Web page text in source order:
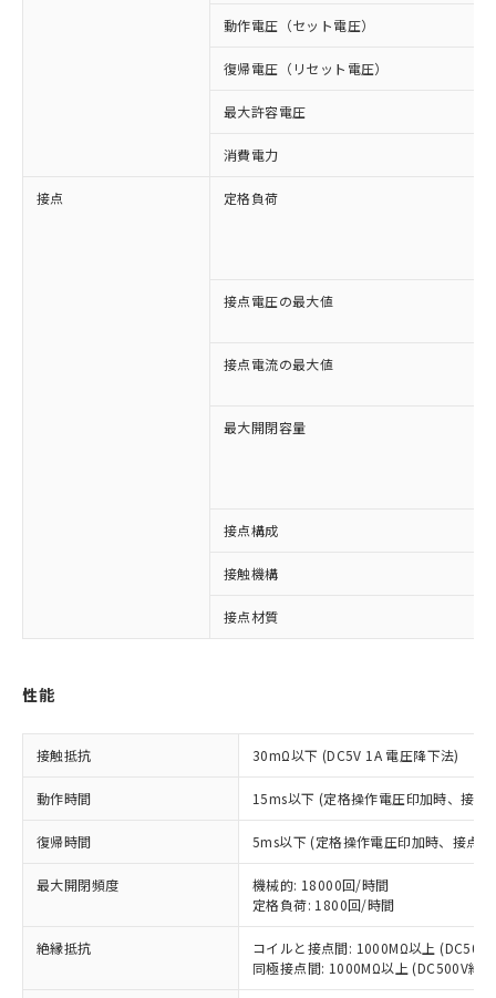
動作電圧（セット電圧）
復帰電圧（リセット電圧）
最大許容電圧
消費電力
接点 定格負荷
接点電圧の最大値
接点電流の最大値
最大開閉容量
接点構成
接触機構
接点材質
性能
接触抵抗 30mΩ以下 (DC5V 1A 電圧降下法)
動作時間 15ms以下 (定格操作電圧印加時、接点
復帰時間 5ms以下 (定格操作電圧印加時、接点
最大開閉頻度
機械的: 18000回/時間
定格負荷: 1800回/時間
絶縁抵抗
コイルと接点間: 1000MΩ以上
同極接点間: 1000MΩ以上 (DC500V絶
以下の条件をお読みいただき、同意のうえ
ご利用ください。
本サービスは、当社制御機器事業取扱
商品の当社在庫状況および標準価格
(税抜)を提供させていただくもので
当社制御機器事業取扱商品の中には、
本サービスの対象外となる商品もある
ことをご了承ください。
在庫状況および標準価格照会結果は、
記載している更新日時点での社内デー
対応済み：EU RoHS指令（10物質）の
非含有に対応した製品が提供可能な商品で
非含有に非対応の商品で、対応品を出す予
調査・確認中：EU RoHS指令（10物質）の
非含有の対応状況を調査中または確認中の
商品です。
非該当品：ライセンス料など無形物で、有
害物質有無と関係のない商品です。
仕入先様の事情により、非含有部品として
いたものが、含有品と判明した場合などや
むを得ず変更することがあります。
※1 中国RoHS○×表
「○」：最大均質材料含有率が中国RoHSの
基準値以下であることを示します。
「×」：最大均質材料含有率が中国RoHSの
基準値を超えていることを示します。
「－」：未確認です。当社販売部門へお問
当社は、これら貴社製品のうち、外国
為替および外国貿易法に定める商品
（以下｢規制貨物等」という）を輸出